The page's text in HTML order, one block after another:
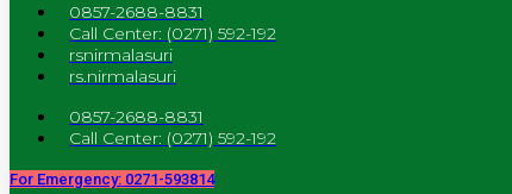
0857-2688-8831
Call Center: (0271) 592-192
rsnirmalasuri
rs.nirmalasuri
0857-2688-8831
Call Center: (0271) 592-192
For Emergency: 0271-593814